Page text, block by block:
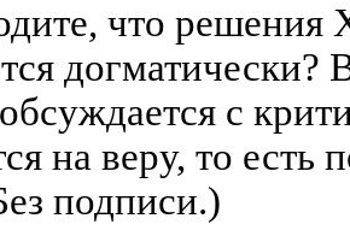
что решения
догматически?
с
на веру, то есть
подписи.)